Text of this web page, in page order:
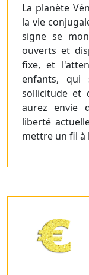
La planète
la vie
signe se
ouverts et
fixe, et
enfants, qui
sollicitude et
aurez envie
liberté
mettre un fil à